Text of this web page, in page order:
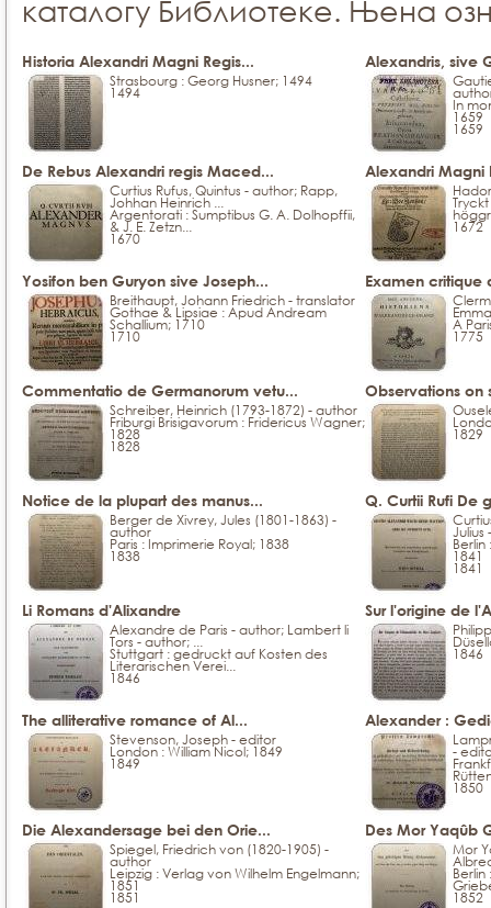
каталогу Библиотеке. Њена
Historia Alexandri Magni Regis...
Strasbourg : Georg Husner; 1494
1494
Alexandris, sive
In
1659
1659
De Rebus Alexandri regis Maced...
Curtius Rufus, Quintus - author; Rapp,
Johhan Heinrich ...
Argentorati : Sumptibus G. A. Dolhopffii,
& J. E. Zetzn...
1670
Alexandri Magni
1672
Yosifon ben Guryon sive Joseph...
Breithaupt, Johann Friedrich - translator
Gothae & Lipsiae : Apud Andream
Schallium; 1710
1710
Examen critique
A
1775
Commentatio de Germanorum vetu...
Schreiber, Heinrich (1793-1872) - author
Friburgi Brisigavorum : Fridericus Wagner;
1828
1828
Observations on
1829
Notice de la plupart des manus...
Berger de Xivrey, Jules (1801-1863) -
author
Paris : Imprimerie Royal; 1838
1838
Q. Curtii Rufi De
Julius
1841
1841
Li Romans d'Alixandre
Alexandre de Paris - author; Lambert li
Tors - author; ...
Stuttgart : gedruckt auf Kosten des
Literarischen Verei...
1846
Sur l'origine de
1846
The alliterative romance of Al...
Stevenson, Joseph - editor
London : William Nicol; 1849
1849
Alexander :
-
1850
Die Alexandersage bei den Orie...
Spiegel, Friedrich von (1820-1905) -
author
Leipzig : Verlag von Wilhelm Engelmann;
1851
1851
Des Mor Yaqûb
Mor
1852